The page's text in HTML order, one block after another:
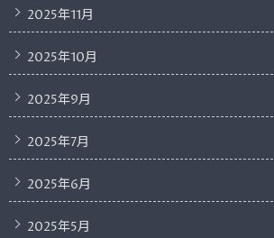
2025年11月
2025年10月
2025年9月
2025年7月
2025年6月
2025年5月